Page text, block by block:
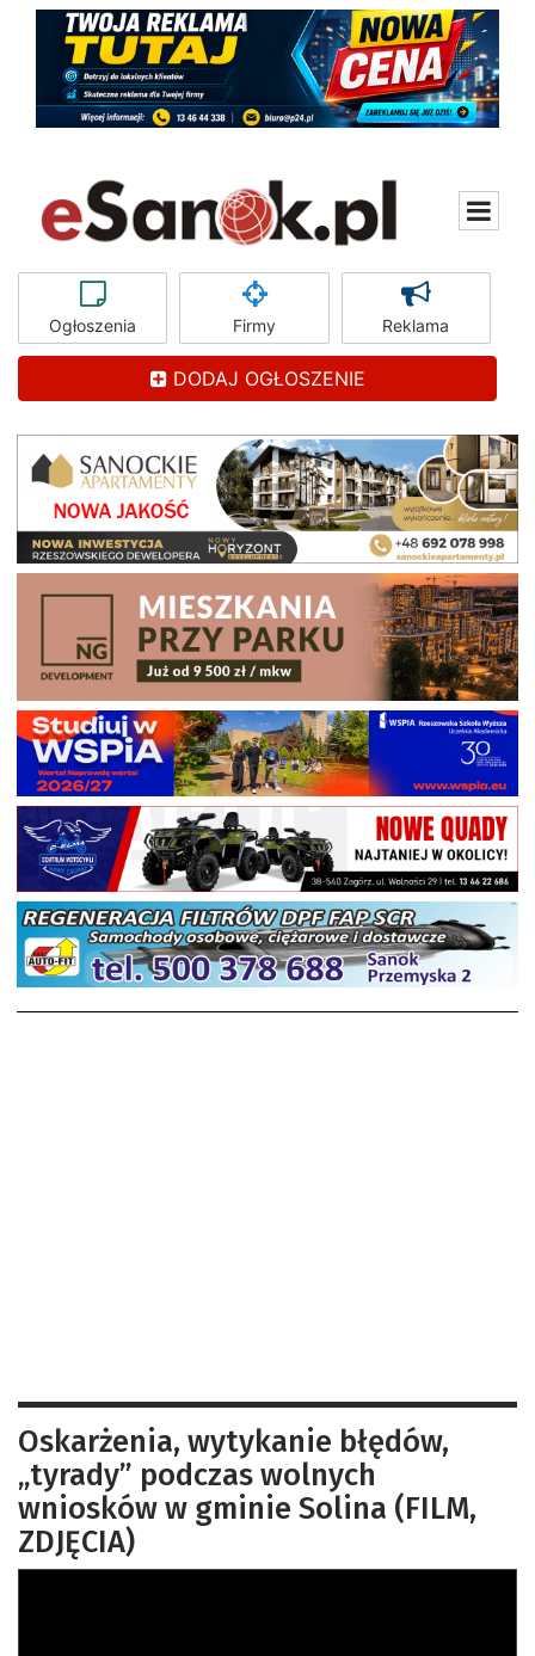
Ogłoszenia Firmy Reklama
DODAJ OGŁOSZENIE
Oskarżenia, wytykanie błędów,
„tyrady” podczas wolnych
wniosków w gminie Solina (FILM,
ZDJĘCIA)